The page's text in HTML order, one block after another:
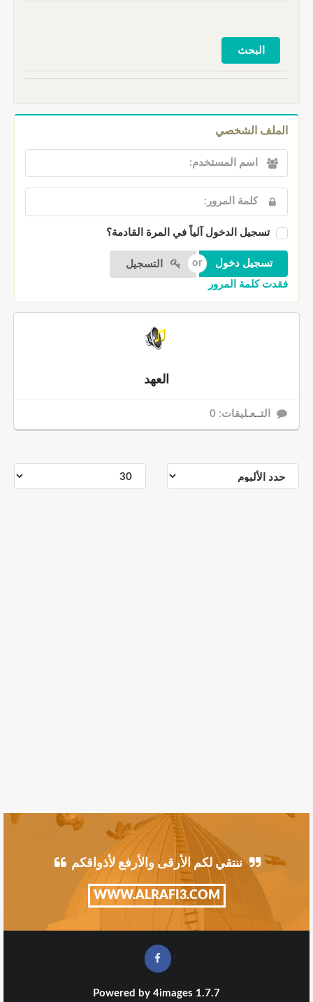
الملف الشخصي
تسجيل الدخول آلياً في المرة القادمة؟
التسجيل
فقدت كلمة المرور
العهد
التــعـليقات: 0
ننتقي لكم الأرقى والأرفع لأذواقكم
WWW.ALRAFI3.COM
Powered by 4images 1.7.7